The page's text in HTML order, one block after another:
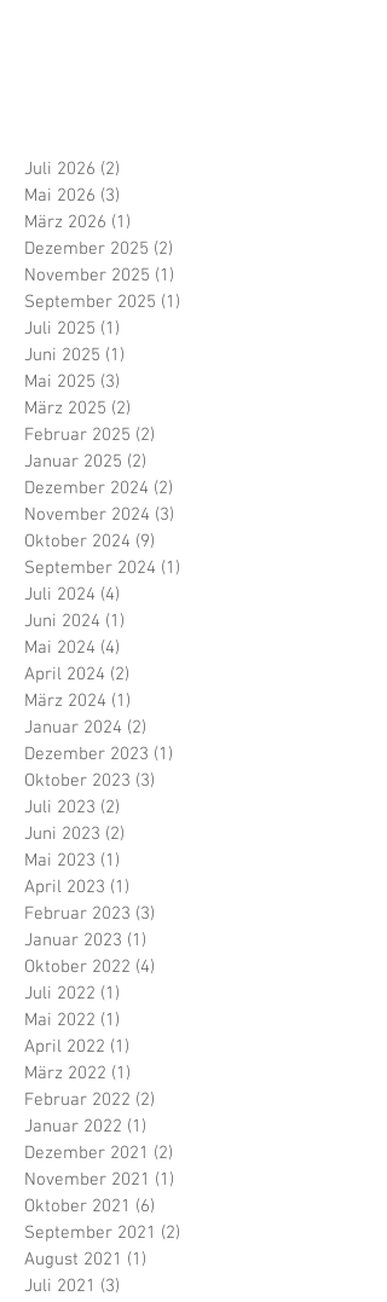
Juli 2026 (2)
Mai 2026 (3)
März 2026 (1)
Dezember 2025 (2)
November 2025 (1)
September 2025 (1)
Juli 2025 (1)
Juni 2025 (1)
Mai 2025 (3)
März 2025 (2)
Februar 2025 (2)
Januar 2025 (2)
Dezember 2024 (2)
November 2024 (3)
Oktober 2024 (9)
September 2024 (1)
Juli 2024 (4)
Juni 2024 (1)
Mai 2024 (4)
April 2024 (2)
März 2024 (1)
Januar 2024 (2)
Dezember 2023 (1)
Oktober 2023 (3)
Juli 2023 (2)
Juni 2023 (2)
Mai 2023 (1)
April 2023 (1)
Februar 2023 (3)
Januar 2023 (1)
Oktober 2022 (4)
Juli 2022 (1)
Mai 2022 (1)
April 2022 (1)
März 2022 (1)
Februar 2022 (2)
Januar 2022 (1)
Dezember 2021 (2)
November 2021 (1)
Oktober 2021 (6)
September 2021 (2)
August 2021 (1)
Juli 2021 (3)